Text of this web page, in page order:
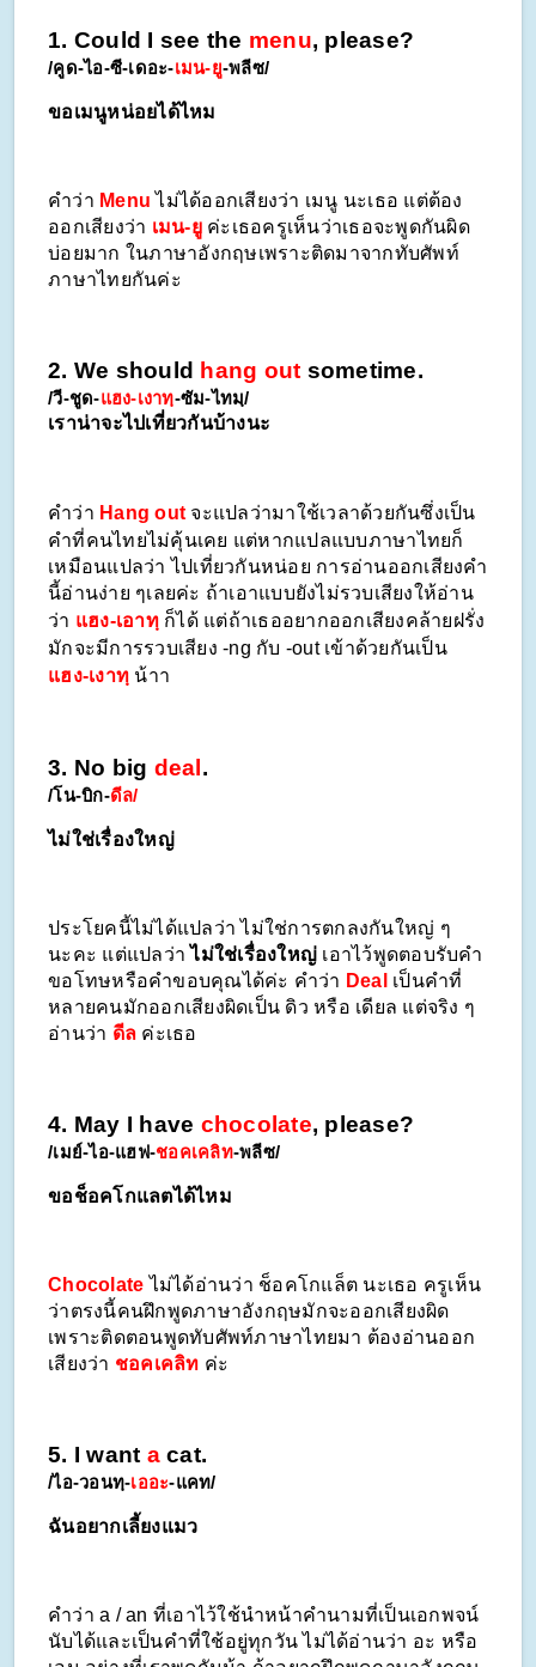
1. Could I see the menu, please?
/คูด-ไอ-ซี-เดอะ-เมน-ยู-พลีซ/
ขอเมนูหน่อยได้ไหม
คำว่า Menu ไม่ได้ออกเสียงว่า เมนู นะเธอ แต่ต้อง
ออกเสียงว่า เมน-ยู ค่ะเธอครูเห็นว่าเธอจะพูดกันผิด
บ่อยมาก ในภาษาอังกฤษเพราะติดมาจากทับศัพท์
ภาษาไทยกันค่ะ
2. We should hang out sometime.
/วี-ชูด-แฮง-เงาทฺ-ซัม-ไทมฺ/
เราน่าจะไปเที่ยวกันบ้างนะ
คำว่า Hang out จะแปลว่ามาใช้เวลาด้วยกันซึ่งเป็น
คำที่คนไทยไม่คุ้นเคย แต่หากแปลแบบภาษาไทยก็
เหมือนแปลว่า ไปเที่ยวกันหน่อย การอ่านออกเสียงคำ
นี้อ่านง่าย ๆเลยค่ะ ถ้าเอาแบบยังไม่รวบเสียงให้อ่าน
ว่า แฮง-เอาทฺ ก็ได้ แต่ถ้าเธออยากออกเสียงคล้ายฝรั่ง
มักจะมีการรวบเสียง -ng กับ -out เข้าด้วยกันเป็น
แฮง-เงาทฺ น้าา
3. No big deal .
/โน-บิก-ดีล/
ไม่ใช่เรื่องใหญ่
ประโยคนี้ไม่ได้แปลว่า ไม่ใช่การตกลงกันใหญ่ ๆ
นะคะ แต่แปลว่า ไม่ใช่เรื่องใหญ่ เอาไว้พูดตอบรับคำ
ขอโทษหรือคำขอบคุณได้ค่ะ คำว่า Deal เป็นคำที่
หลายคนมักออกเสียงผิดเป็น ดิว หรือ เดียล แต่จริง ๆ
อ่านว่า ดีล ค่ะเธอ
4. May I have chocolate, please?
/เมย์-ไอ-แฮฟ-ชอคเคลิท-พลีซ/
ขอช็อคโกแลตได้ไหม
Chocolate ไม่ได้อ่านว่า ช็อคโกแล็ต นะเธอ ครูเห็น
ว่าตรงนี้คนฝึกพูดภาษาอังกฤษมักจะออกเสียงผิด
เพราะติดตอนพูดทับศัพท์ภาษาไทยมา ต้องอ่านออก
เสียงว่า ชอคเคลิท ค่ะ
5. I want a cat.
/ไอ-วอนทฺ-เออะ-แคท/
ฉันอยากเลี้ยงแมว
คำว่า a / an ที่เอาไว้ใช้นำหน้าคำนามที่เป็นเอกพจน์
นับได้และเป็นคำที่ใช้อยู่ทุกวัน ไม่ได้อ่านว่า อะ หรือ